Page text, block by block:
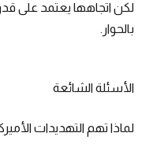
لكن اتجاهها يعتمد على
بالحوار.
الأسئلة الشائعة
لماذا تهم التهديدات